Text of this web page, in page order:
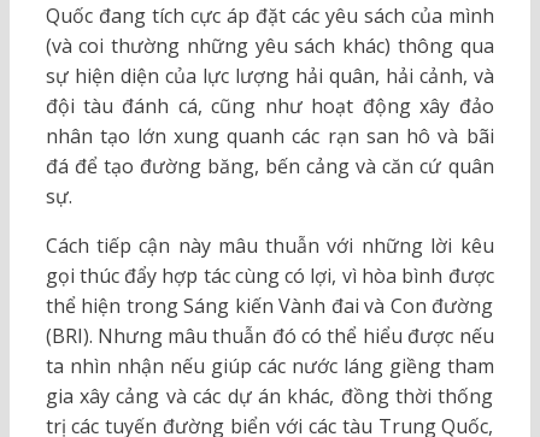
Quốc đang tích cực áp đặt các yêu sách của mình
(và coi thường những yêu sách khác) thông qua
sự hiện diện của lực lượng hải quân, hải cảnh, và
đội tàu đánh cá, cũng như hoạt động xây đảo
nhân tạo lớn xung quanh các rạn san hô và bãi
đá để tạo đường băng, bến cảng và căn cứ quân
sự.
Cách tiếp cận này mâu thuẫn với những lời kêu
gọi thúc đẩy hợp tác cùng có lợi, vì hòa bình được
thể hiện trong Sáng kiến Vành đai và Con đường
(BRI). Nhưng mâu thuẫn đó có thể hiểu được nếu
ta nhìn nhận nếu giúp các nước láng giềng tham
gia xây cảng và các dự án khác, đồng thời thống
trị các tuyến đường biển với các tàu Trung Quốc,